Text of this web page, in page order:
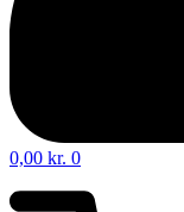
0,00 kr. 0